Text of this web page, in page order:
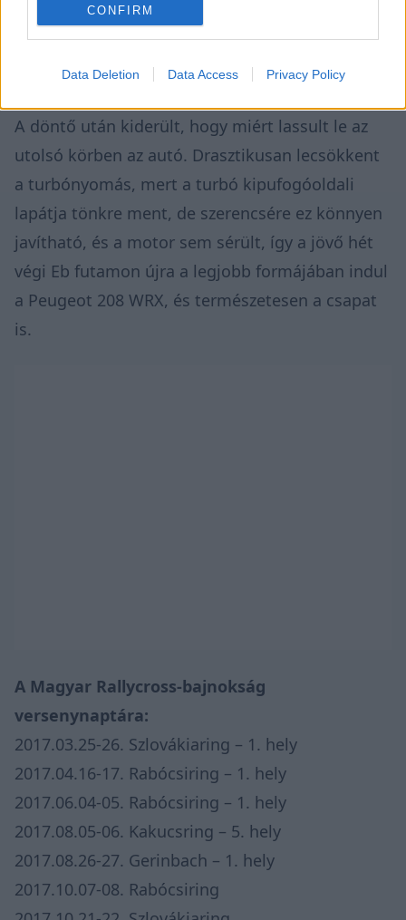
CONFIRM
Data Deletion Data Access Privacy Policy
sikerült újra bajnoki futamot nyernem, ismét fontos
lépést tettünk a címvédés felé, ami idén a
legfontosabb célunk”
– értékelt Kiss Pál Tamás.
A döntő után kiderült, hogy miért lassult le az
utolsó körben az autó. Drasztikusan lecsökkent
a turbónyomás, mert a turbó kipufogóoldali
lapátja tönkre ment, de szerencsére ez könnyen
javítható, és a motor sem sérült, így a jövő hét
végi Eb futamon újra a legjobb formájában indul
a Peugeot 208 WRX, és természetesen a csapat
is.
A Magyar Rallycross-bajnokság
versenynaptára:
2017.03.25-26. Szlovákiaring – 1. hely
2017.04.16-17. Rabócsiring – 1. hely
2017.06.04-05. Rabócsiring – 1. hely
2017.08.05-06. Kakucsring – 5. hely
2017.08.26-27. Gerinbach – 1. hely
2017.10.07-08. Rabócsiring